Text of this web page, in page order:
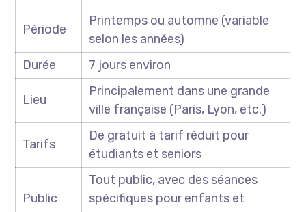
Période
Printemps ou automne (variable
selon les années)
Durée
7 jours environ
Lieu
Principalement dans une grande
ville française (Paris, Lyon, etc.)
Tarifs
De gratuit à tarif réduit pour
étudiants et seniors
Public
Tout public, avec des séances
spécifiques pour enfants et